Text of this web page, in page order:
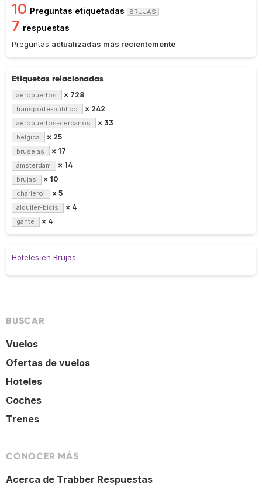
10 Preguntas etiquetadas BRUJAS
7 respuestas
Preguntas actualizadas más recientemente
Etiquetas relacionadas
aeropuertos × 728
transporte-público × 242
aeropuertos-cercanos × 33
bélgica × 25
bruselas × 17
ámsterdam × 14
brujas × 10
charleroi × 5
alquiler-bicis × 4
gante × 4
Hoteles en Brujas
BUSCAR
Vuelos
Ofertas de vuelos
Hoteles
Coches
Trenes
CONOCER MÁS
Acerca de Trabber Respuestas